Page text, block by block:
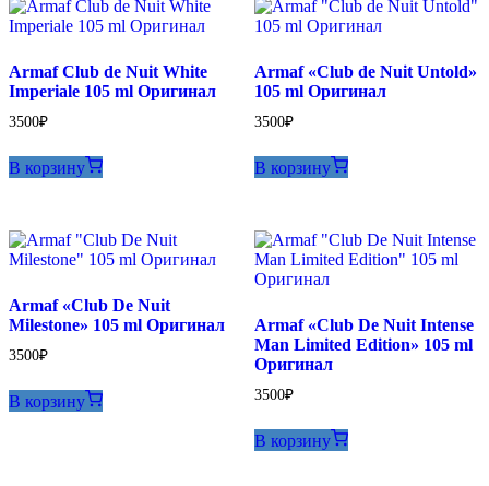
Armaf Club de Nuit White
Imperiale 105 ml Оригинал
3500₽
В корзину
Armaf «Club de Nuit Untold»
105 ml Оригинал
3500₽
В корзину
Armaf «Club De Nuit
Milestone» 105 ml Оригинал
3500₽
В корзину
Armaf «Club De Nuit Intense
Man Limited Edition» 105 ml
Оригинал
3500₽
В корзину